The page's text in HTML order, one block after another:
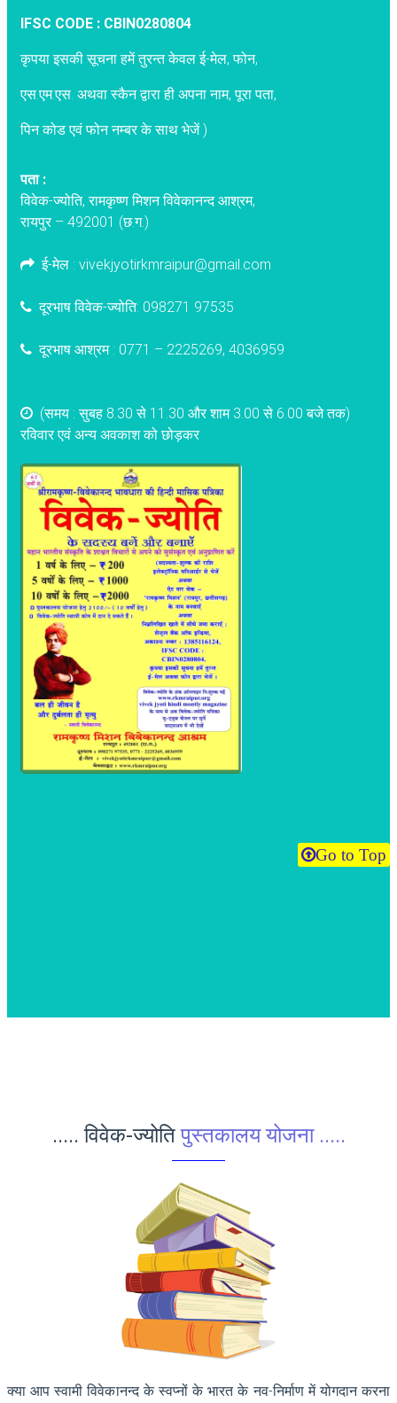
IFSC CODE : CBIN0280804
कृपया इसकी सूचना हमें तुरन्त केवल ई-मेल, फोन,
एस.एम.एस. अथवा स्कैन द्वारा ही अपना नाम, पूरा पता,
पिन कोड एवं फोन नम्बर के साथ भेजें )
पता :
विवेक-ज्योति, रामकृष्ण मिशन विवेकानन्द आश्रम,
रायपुर – 492001 (छ.ग.)
ई-मेल : vivekjyotirkmraipur@gmail.com
दूरभाष विवेक-ज्योति: 098271 97535
दूरभाष आश्रम : 0771 – 2225269, 4036959
(समय : सुबह 8.30 से 11.30 और शाम 3.00 से 6.00 बजे तक)
रविवार एवं अन्य अवकाश को छोड़कर
Go to Top
..... विवेक-ज्योतिपुस्तकालय योजना .....
क्या आप स्वामी विवेकानन्द के स्वप्नों के भारत के नव-निर्माण में योगदान करना